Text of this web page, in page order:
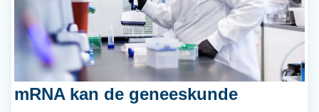
mRNA kan de geneeskunde